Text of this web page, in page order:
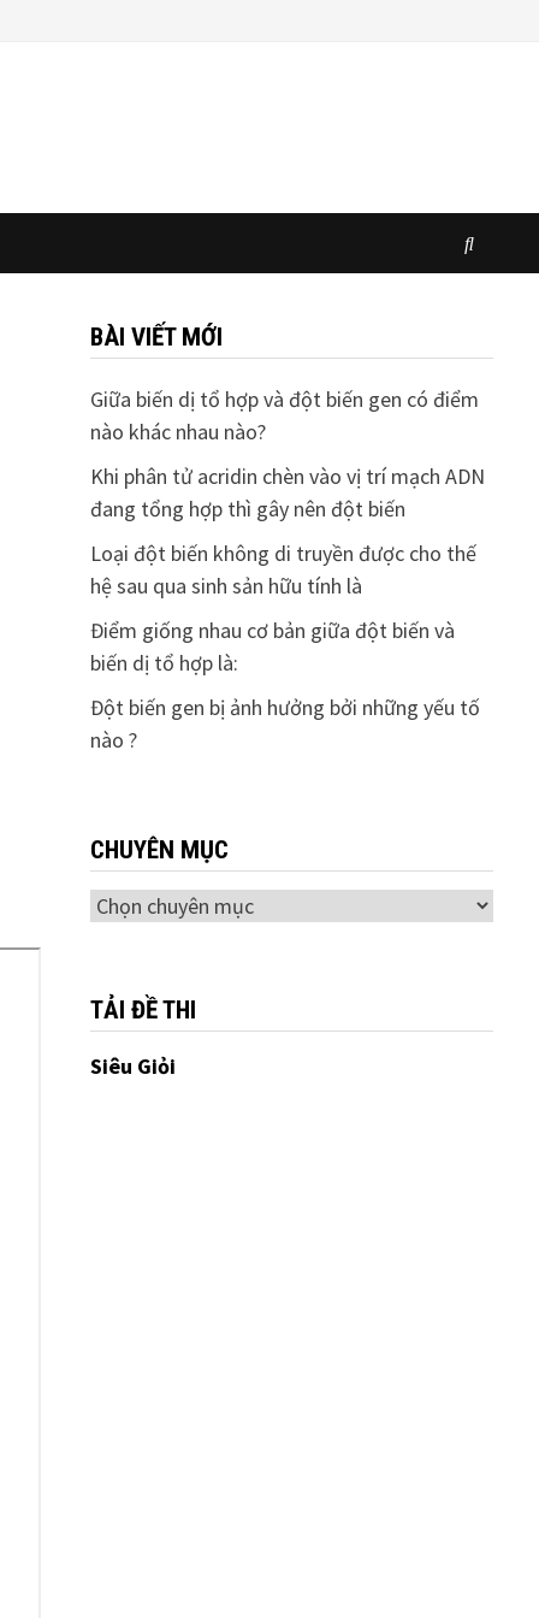
BÀI VIẾT MỚI
Giữa biến dị tổ hợp và đột biến gen có điểm
nào khác nhau nào?
Khi phân tử acridin chèn vào vị trí mạch ADN
đang tổng hợp thì gây nên đột biến
Loại đột biến không di truyền được cho thế
hệ sau qua sinh sản hữu tính là
Điểm giống nhau cơ bản giữa đột biến và
biến dị tổ hợp là:
Đột biến gen bị ảnh hưởng bởi những yếu tố
nào ?
CHUYÊN MỤC
Chuyên
TẢI ĐỀ THI
Siêu Giỏi